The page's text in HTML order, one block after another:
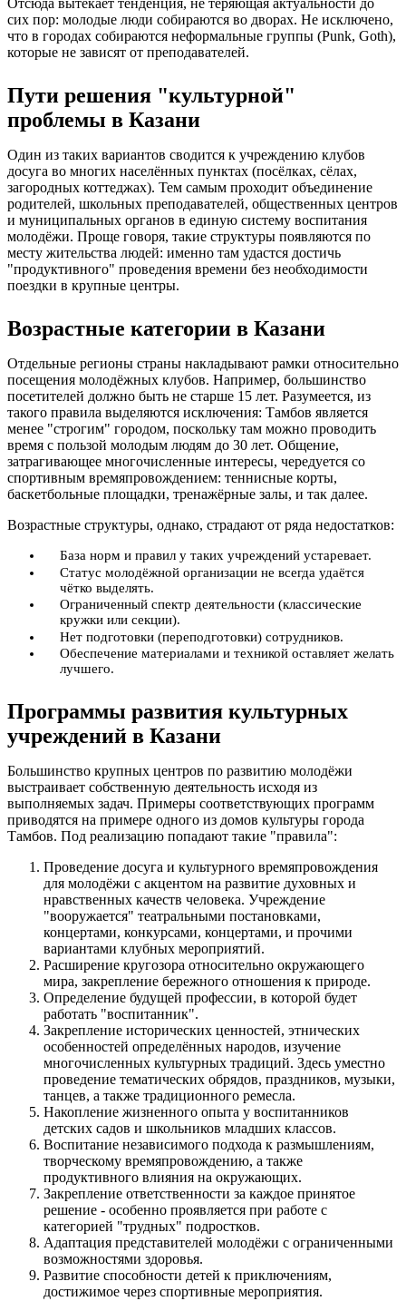
Отсюда вытекает тенденция, не теряющая актуальности до
сих пор: молодые люди собираются во дворах. Не исключено,
что в городах собираются неформальные группы (Punk, Goth),
которые не зависят от преподавателей.
Пути решения "культурной"
проблемы в Казани
Один из таких вариантов сводится к учреждению клубов
досуга во многих населённых пунктах (посёлках, сёлах,
загородных коттеджах). Тем самым проходит объединение
родителей, школьных преподавателей, общественных центров
и муниципальных органов в единую систему воспитания
молодёжи. Проще говоря, такие структуры появляются по
месту жительства людей: именно там удастся достичь
"продуктивного" проведения времени без необходимости
поездки в крупные центры.
Возрастные категории в Казани
Отдельные регионы страны накладывают рамки относительно
посещения молодёжных клубов. Например, большинство
посетителей должно быть не старше 15 лет. Разумеется, из
такого правила выделяются исключения: Тамбов является
менее "строгим" городом, поскольку там можно проводить
время с пользой молодым людям до 30 лет. Общение,
затрагивающее многочисленные интересы, чередуется со
спортивным времяпровождением: теннисные корты,
баскетбольные площадки, тренажёрные залы, и так далее.
Возрастные структуры, однако, страдают от ряда недостатков:
База норм и правил у таких учреждений устаревает.
Статус молодёжной организации не всегда удаётся
чётко выделять.
Ограниченный спектр деятельности (классические
кружки или секции).
Нет подготовки (переподготовки) сотрудников.
Обеспечение материалами и техникой оставляет желать
лучшего.
Программы развития культурных
учреждений в Казани
Большинство крупных центров по развитию молодёжи
выстраивает собственную деятельность исходя из
выполняемых задач. Примеры соответствующих программ
приводятся на примере одного из домов культуры города
Тамбов. Под реализацию попадают такие "правила":
Проведение досуга и культурного времяпровождения
для молодёжи с акцентом на развитие духовных и
нравственных качеств человека. Учреждение
"вооружается" театральными постановками,
концертами, конкурсами, концертами, и прочими
вариантами клубных мероприятий.
Расширение кругозора относительно окружающего
мира, закрепление бережного отношения к природе.
Определение будущей профессии, в которой будет
работать "воспитанник".
Закрепление исторических ценностей, этнических
особенностей определённых народов, изучение
многочисленных культурных традиций. Здесь уместно
проведение тематических обрядов, праздников, музыки,
танцев, а также традиционного ремесла.
Накопление жизненного опыта у воспитанников
детских садов и школьников младших классов.
Воспитание независимого подхода к размышлениям,
творческому времяпровождению, а также
продуктивного влияния на окружающих.
Закрепление ответственности за каждое принятое
решение - особенно проявляется при работе с
категорией "трудных" подростков.
Адаптация представителей молодёжи с ограниченными
возможностями здоровья.
Развитие способности детей к приключениям,
достижимое через спортивные мероприятия.